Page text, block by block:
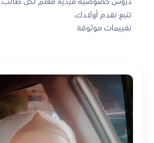
تتبع تقدم أولادك.
تقييمات موثوقة